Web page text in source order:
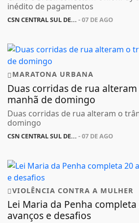
inédito de pagamentos
CSN CENTRAL SUL DE... - 07 DE AGO
MARATONA URBANA
Duas corridas de rua
manhã de domingo
Duas corridas de rua alteram o
domingo
CSN CENTRAL SUL DE... - 07 DE AGO
VIOLÊNCIA CONTRA A MULHER
Lei Maria da Penha
avanços e desafios